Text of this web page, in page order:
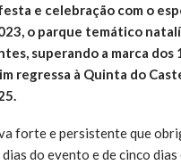
e celebração com o
o parque temático
superando a marca
regressa à Quinta do
forte e persistente que
do evento e de cinco